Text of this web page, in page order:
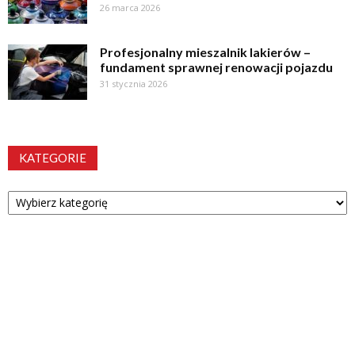
26 marca 2026
Profesjonalny mieszalnik lakierów –
fundament sprawnej renowacji pojazdu
31 stycznia 2026
KATEGORIE
Kategorie